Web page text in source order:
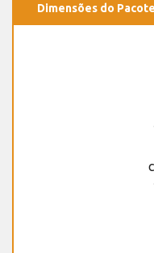
Dimensões do Pacote